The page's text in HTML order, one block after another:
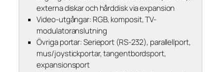
externa diskar och hårddisk via expansion
Video-utgångar: RGB, komposit, TV-
modulatoranslutning
Övriga portar: Serieport (RS-232), parallellport,
mus/joystickportar, tangentbordsport,
expansionsport